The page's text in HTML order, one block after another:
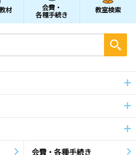
材 会費・
各種手続き
教室検索
会費・各種手続き